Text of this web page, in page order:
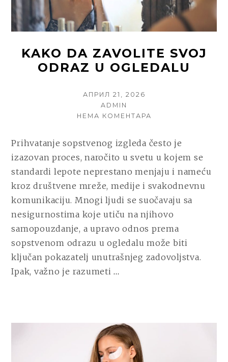
KAKO DA ZAVOLITE SVOJ
ODRAZ U OGLEDALU
POSTED
АПРИЛ 21, 2026
AUTHOR
ADMIN
НЕМА КОМЕНТАРА
ZAVOLITE
SVOJ
ODRAZ
OGLEDALU
Prihvatanje sopstvenog izgleda često je
izazovan proces, naročito u svetu u kojem se
standardi lepote neprestano menjaju i nameću
kroz društvene mreže, medije i svakodnevnu
komunikaciju. Mnogi ljudi se suočavaju sa
nesigurnostima koje utiču na njihovo
samopouzdanje, a upravo odnos prema
sopstvenom odrazu u ogledalu može biti
ključan pokazatelj unutrašnjeg zadovoljstva.
Ipak, važno je razumeti…
ZAVOLITE
SVOJ
ODRAZ